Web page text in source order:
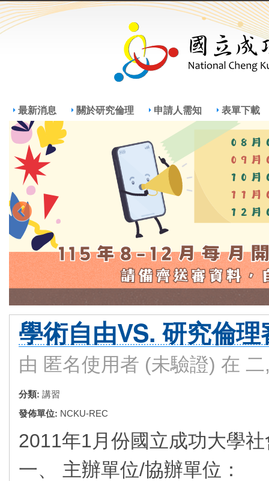
最新消息 關於研究倫理 申請人需知 表單下載
學術自由VS. 研究倫
由 匿名使用者 (未驗證) 在
分類: 講習
發佈單位: NCKU-REC
2011年1月份國立成功大學
一、 主辦單位/協辦單位：